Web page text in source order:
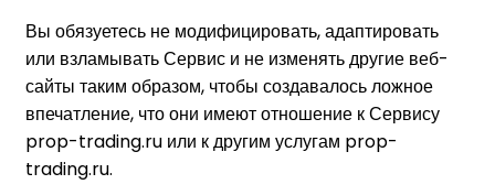
Вы обязуетесь не модифицировать, адаптировать
или взламывать Сервис и не изменять другие веб-
сайты таким образом, чтобы создавалось ложное
впечатление, что они имеют отношение к Сервису
prop-trading.ru или к другим услугам prop-
trading.ru.